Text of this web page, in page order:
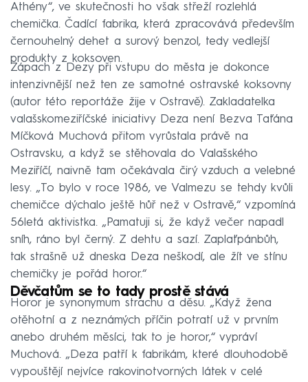
Athény“, ve skutečnosti ho však střeží rozlehlá
chemička. Čadící fabrika, která zpracovává především
černouhelný dehet a surový benzol, tedy vedlejší
produkty z koksoven.
Zápach z Dezy při vstupu do města je dokonce
intenzivnější než ten ze samotné ostravské koksovny
(autor této reportáže žije v Ostravě). Zakladatelka
valašskomeziříčské iniciativy Deza není Bezva Taťána
Míčková Muchová přitom vyrůstala právě na
Ostravsku, a když se stěhovala do Valašského
Meziříčí, naivně tam očekávala čirý vzduch a velebné
lesy. „To bylo v roce 1986, ve Valmezu se tehdy kvůli
chemičce dýchalo ještě hůř než v Ostravě,“ vzpomíná
56letá aktivistka. „Pamatuji si, že když večer napadl
sníh, ráno byl černý. Z dehtu a sazí. Zaplaťpánbůh,
tak strašně už dneska Deza neškodí, ale žít ve stínu
chemičky je pořád horor.“
Děvčatům se to tady prostě stává
Horor je synonymum strachu a děsu. „Když žena
otěhotní a z neznámých příčin potratí už v prvním
anebo druhém měsíci, tak to je horor,“ vypráví
Muchová. „Deza patří k fabrikám, které dlouhodobě
vypouštějí nejvíce rakovinotvorných látek v celé